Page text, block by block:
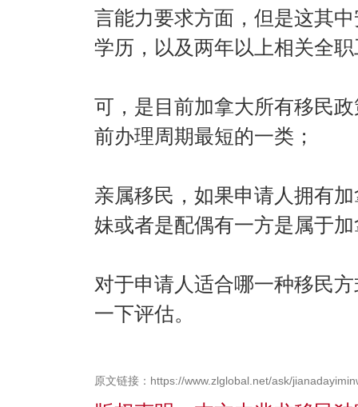
言能力要求方面，但是这其
学历，以及两年以上相关全
可，是目前加拿大所有移民
前办理周期最短的一类；
亲属移民，如果申请人拥有
妹或者是配偶有一方是属于
对于申请人适合哪一种移民
一下评估。
原文链接：https://www.zlglobal.net/ask/